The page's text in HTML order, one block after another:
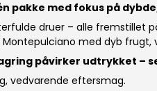
pakke med fokus på
druer – alle fremstillet
med dyb
påvirker udtrykket –
vedvarende eftersmag.